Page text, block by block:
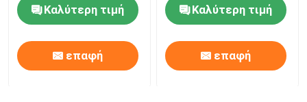
σαφή ΚΑΠΚαλύτερη τιμή
επαφή
Καλύτερη τιμή
επαφή